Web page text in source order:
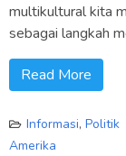
multikultural kita
sebagai langkah
Read More
Informasi, Politik
Amerika